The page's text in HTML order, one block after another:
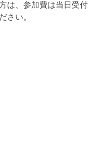
は、参加費は当日受付
さい。